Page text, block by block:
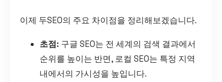
이제 두SEO의 주요 차이점을 정리해보겠습니다.
초점: 구글 SEO는 전 세계의 검색 결과에서
순위를 높이는 반면, 로컬 SEO는 특정 지역
내에서의 가시성을 높입니다.